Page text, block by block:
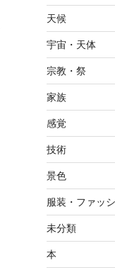
天候
宇宙・天体
宗教・祭
家族
感覚
技術
景色
服装・ファッ
未分類
本